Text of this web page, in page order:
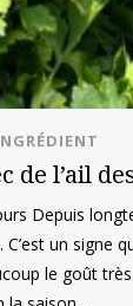
de l’ail
Depuis
un signe
le goût